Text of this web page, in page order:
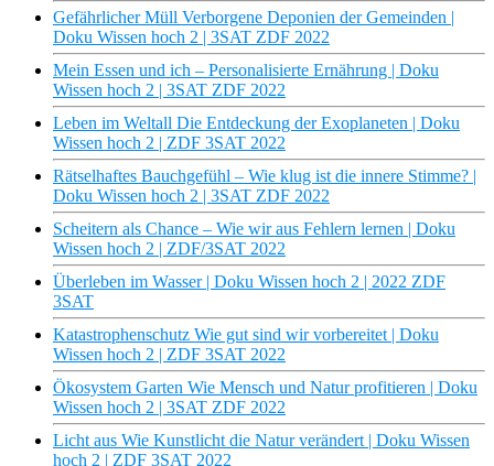
Gefährlicher Müll Verborgene Deponien der Gemeinden |
Doku Wissen hoch 2 | 3SAT ZDF 2022
Mein Essen und ich – Personalisierte Ernährung | Doku
Wissen hoch 2 | 3SAT ZDF 2022
Leben im Weltall Die Entdeckung der Exoplaneten | Doku
Wissen hoch 2 | ZDF 3SAT 2022
Rätselhaftes Bauchgefühl – Wie klug ist die innere Stimme? |
Doku Wissen hoch 2 | 3SAT ZDF 2022
Scheitern als Chance – Wie wir aus Fehlern lernen | Doku
Wissen hoch 2 | ZDF/3SAT 2022
Überleben im Wasser | Doku Wissen hoch 2 | 2022 ZDF
3SAT
Katastrophenschutz Wie gut sind wir vorbereitet | Doku
Wissen hoch 2 | ZDF 3SAT 2022
Ökosystem Garten Wie Mensch und Natur profitieren | Doku
Wissen hoch 2 | 3SAT ZDF 2022
Licht aus Wie Kunstlicht die Natur verändert | Doku Wissen
hoch 2 | ZDF 3SAT 2022